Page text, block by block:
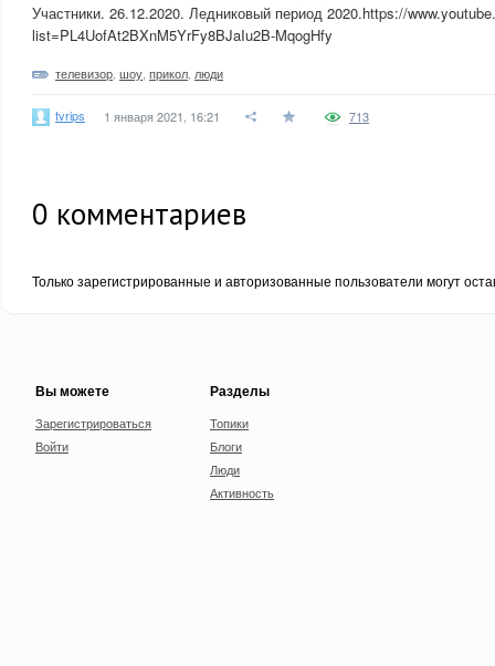
Участники. 26.12.2020. Ледниковый период 2020.https://
list=PL4UofAt2BXnM5YrFy8BJaIu2B-MqogHfy
телевизор шоу прикол люди
tvrips 1 января 2021, 16:21 713
0 комментариев
Только зарегистрированные и авторизованные пользователи могут
Вы можете
Зарегистрироваться
Войти
Разделы
Топики
Блоги
Люди
Активность